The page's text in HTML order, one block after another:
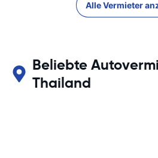
Alle Vermieter
Beliebte
Thailand